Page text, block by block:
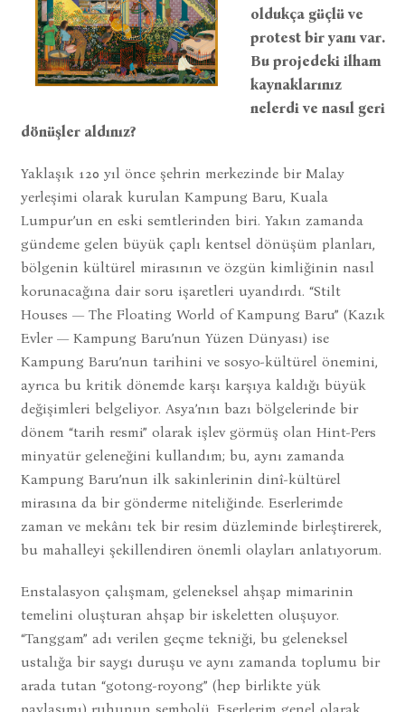
oldukça güçlü ve
protest bir yanı var.
Bu projedeki ilham
kaynaklarınız
nelerdi ve nasıl geri
dönüşler aldınız?
Yaklaşık 120 yıl önce şehrin merkezinde bir Malay
yerleşimi olarak kurulan Kampung Baru, Kuala
Lumpur’un en eski semtlerinden biri. Yakın zamanda
gündeme gelen büyük çaplı kentsel dönüşüm planları,
bölgenin kültürel mirasının ve özgün kimliğinin nasıl
korunacağına dair soru işaretleri uyandırdı. “Stilt
Houses — The Floating World of Kampung Baru” (Kazık
Evler — Kampung Baru’nun Yüzen Dünyası) ise
Kampung Baru’nun tarihini ve sosyo-kültürel önemini,
ayrıca bu kritik dönemde karşı karşıya kaldığı büyük
değişimleri belgeliyor. Asya’nın bazı bölgelerinde bir
dönem “tarih resmi” olarak işlev görmüş olan Hint-Pers
minyatür geleneğini kullandım; bu, aynı zamanda
Kampung Baru’nun ilk sakinlerinin dinî-kültürel
mirasına da bir gönderme niteliğinde. Eserlerimde
zaman ve mekânı tek bir resim düzleminde birleştirerek,
bu mahalleyi şekillendiren önemli olayları anlatıyorum.
Enstalasyon çalışmam, geleneksel ahşap mimarinin
temelini oluşturan ahşap bir iskeletten oluşuyor.
“Tanggam” adı verilen geçme tekniği, bu geleneksel
ustalığa bir saygı duruşu ve aynı zamanda toplumu bir
arada tutan “gotong-royong” (hep birlikte yük
paylaşımı) ruhunun sembolü. Eserlerim genel olarak